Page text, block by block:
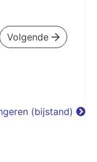
Volgende
(bijstand)